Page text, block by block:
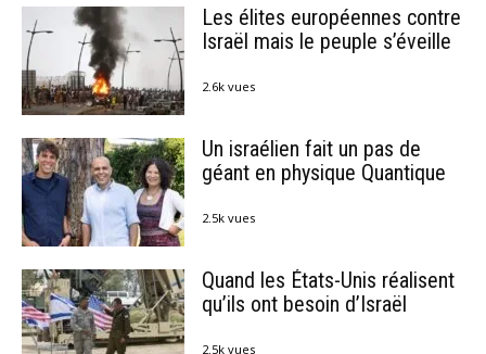
Les élites européennes contre
Israël mais le peuple s’éveille
2.6k vues
Un israélien fait un pas de
géant en physique Quantique
2.5k vues
Quand les États-Unis réalisent
qu’ils ont besoin d’Israël
2.5k vues